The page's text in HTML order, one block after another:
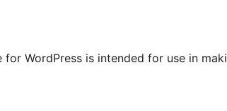
for WordPress is intended for use in